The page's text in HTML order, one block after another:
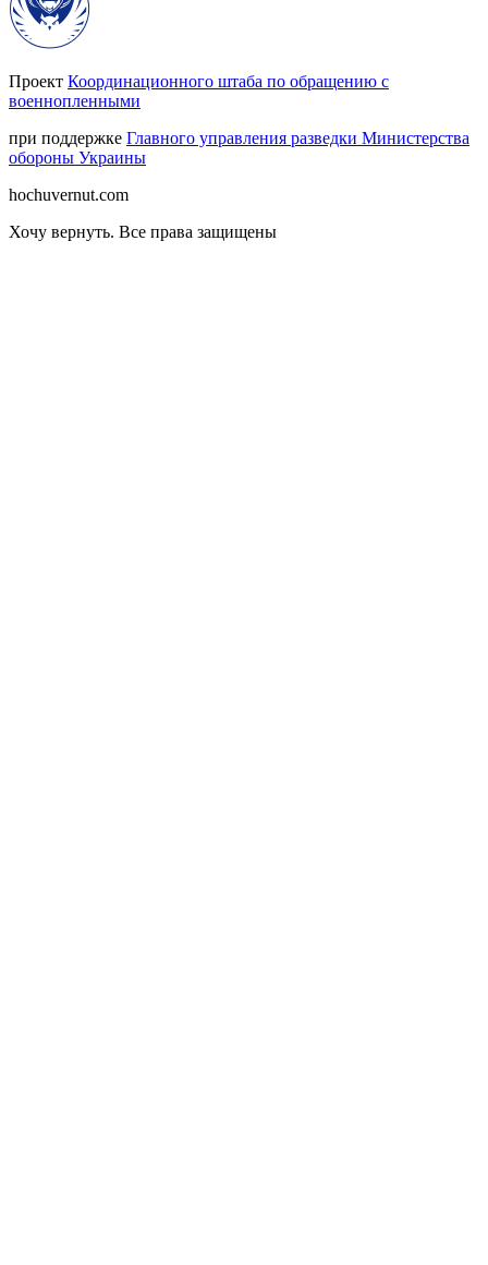
Проект Координационного штаба по обращению с
военнопленными
при поддержке Главного управления разведки Министерства
обороны Украины
hochuvernut.com
Хочу вернуть. Все права защищены